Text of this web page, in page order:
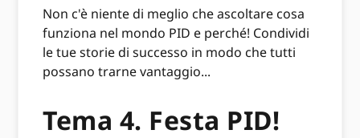
Non c'è niente di meglio che ascoltare cosa
funziona nel mondo PID e perché! Condividi
le tue storie di successo in modo che tutti
possano trarne vantaggio...
Tema 4. Festa PID!